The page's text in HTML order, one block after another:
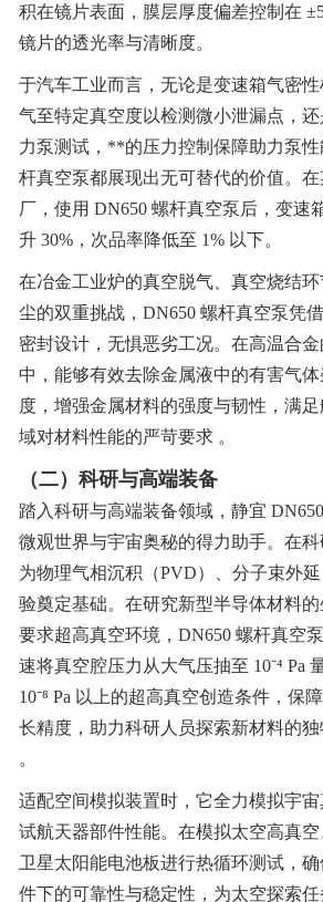
积在镜片表面，膜层厚度偏差控制在
镜片的透光率与清晰度。
于汽车工业而言，无论是变速箱气密
气至特定真空度以检测微小泄漏点，
力泵测试，**的压力控制保障助力泵性
杆真空泵都展现出无可替代的价值。
厂，使用 DN650 螺杆真空泵后，变速
升 30%，次品率降低至 1% 以下。
在冶金工业炉的真空脱气、真空烧结
尘的双重挑战，DN650 螺杆真空泵凭
密封设计，无惧恶劣工况。在高温合
中，能够有效去除金属液中的有害气
度，增强金属材料的强度与韧性，满
域对材料性能的严苛要求 。
（二）科研与高端装备
踏入科研与高端装备领域，静宜
微观世界与宇宙奥秘的得力助手。在科
为物理气相沉积（PVD）、分子束外
验奠定基础。在研究新型半导体材料
要求超高真空环境，DN650 螺杆真空
速将真空腔压力从大气压抽至 10⁻⁴ Pa
10⁻⁸ Pa 以上的超高真空创造条件，保
长精度，助力科研人员探索新材料的
。
适配空间模拟装置时，它全力模拟宇
试航天器部件性能。在模拟太空高真
卫星太阳能电池板进行热循环测试，
件下的可靠性与稳定性，为太空探索